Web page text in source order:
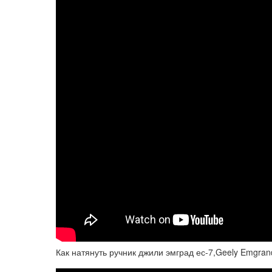
Как натянуть ручник джили эмград ес-7,Geely